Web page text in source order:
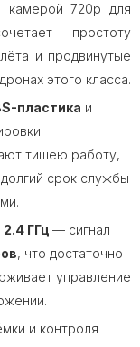
камерой 720p для
простоту
и продвинутые
этого класса.
пластика и
тишею работу,
срок службы
2.4 ГГц — сигнал
, что достаточно
управление
и контроля